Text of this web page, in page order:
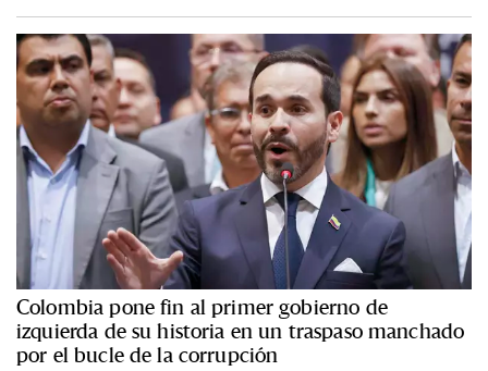
Colombia pone fin al primer gobierno de
izquierda de su historia en un traspaso manchado
por el bucle de la corrupción